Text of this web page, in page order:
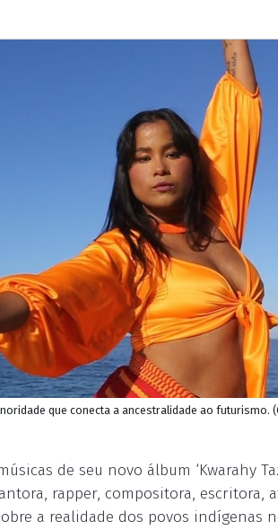
que conecta a ancestralidade ao futurismo.
de seu novo álbum ‘Kwarahy
rapper, compositora, escritora,
a realidade dos povos indígenas